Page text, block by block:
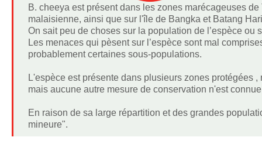
B. cheeya est présent dans les zones marécageuses
malaisienne, ainsi que sur l'île de Bangka et Batang
On sait peu de choses sur la population de l’espèce ou
Les menaces qui pèsent sur l’espèce sont mal
probablement certaines sous-populations.
L'espèce est présente dans plusieurs zones protégées
mais aucune autre mesure de conservation n'est
En raison de sa large répartition et des grandes
mineure".